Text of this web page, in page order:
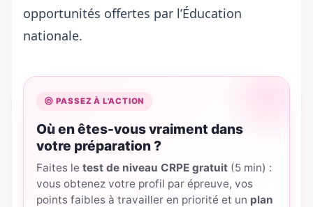
opportunités offertes par l’Éducation
nationale.
PASSEZ À L'ACTION
Où en êtes-vous vraiment dans
votre préparation ?
Faites letest de niveau CRPE gratuit (5 min) :
vous obtenez votre profil par épreuve, vos
points faibles à travailler en priorité et un plan